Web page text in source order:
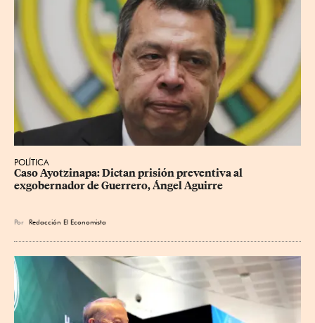
POLÍTICA
Caso Ayotzinapa: Dictan prisión preventiva al
exgobernador de Guerrero, Ángel Aguirre
Por Redacción El Economista